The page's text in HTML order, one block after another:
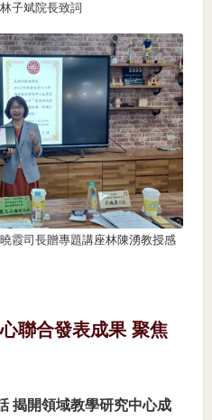
子斌院長致詞
霞司長贈專題講座林陳湧教授感
聯合發表成果 聚焦
揭開領域教學研究中心成